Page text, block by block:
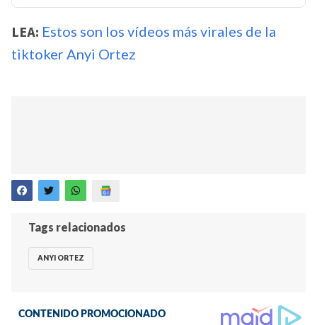
LEA: Estos son los vídeos más virales de la
tiktoker Anyi Ortez
Tags relacionados
ANYI ORTEZ